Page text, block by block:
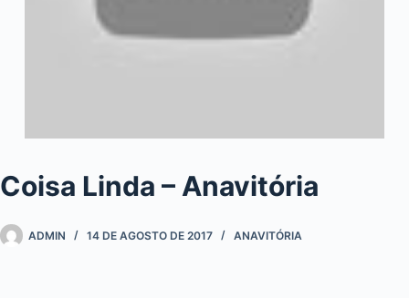
Coisa Linda – Anavitória
ADMIN 14 DE AGOSTO DE 2017 ANAVITÓRIA